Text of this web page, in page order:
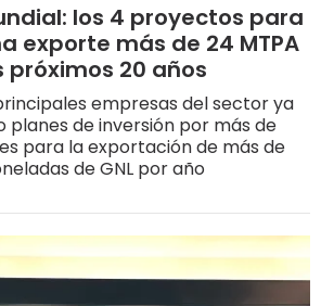
los 4 proyectos para
exporte más de 24 MTPA
próximos 20 años
empresas del sector ya
planes de inversión por más de
para la exportación de más de
de GNL por año